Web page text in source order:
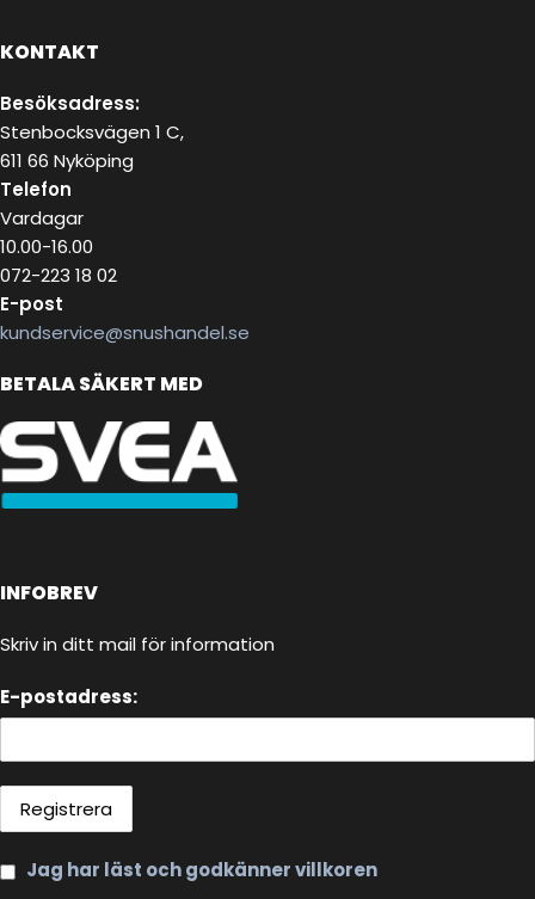
KONTAKT
Besöksadress:
Stenbocksvägen 1 C,
611 66 Nyköping
Telefon
Vardagar
10.00-16.00
072-223 18 02
E-post
kundservice@snushandel.se
BETALA SÄKERT MED
INFOBREV
Skriv in ditt mail för information
E-postadress:
Jag har läst och godkänner villkoren